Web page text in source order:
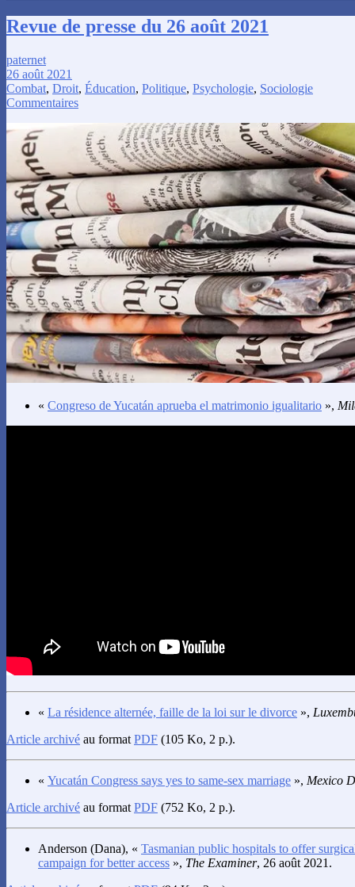
Revue de presse du 26 août 2021
paternet
26 août 2021
Combat, Droit, Éducation, Politique, Psychologie, Sociologie
Commentaires
« Congreso de Yucatán aprueba el matrimonio igualitario »,
« La résidence alternée, faille de la loi sur le divorce »,
Article archivé au format PDF (105 Ko, 2 p.).
« Yucatán Congress says yes to same-sex marriage », Mexico
Article archivé au format PDF (752 Ko, 2 p.).
Anderson (Dana), « Tasmanian public hospitals to offer
campaign for better access », The Examiner, 26 août 2021.